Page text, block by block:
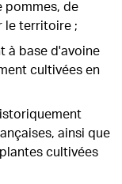
pommes, de
le territoire ;
à base d'avoine
cultivées en
ainsi que
cultivées